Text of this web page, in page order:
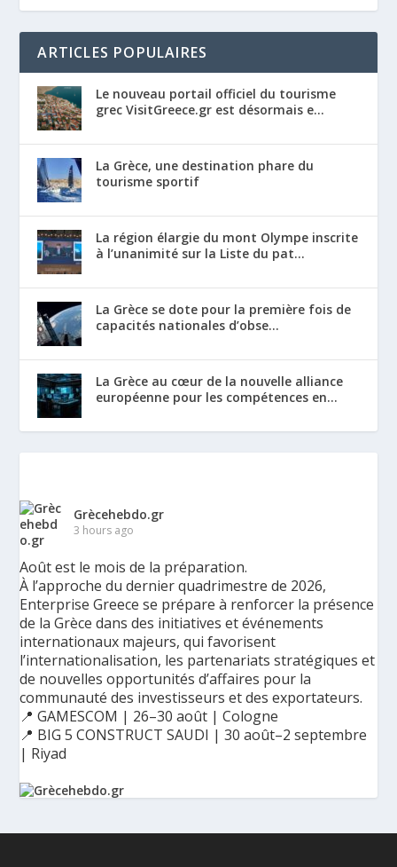
ARTICLES POPULAIRES
Le nouveau portail officiel du tourisme
grec VisitGreece.gr est désormais e...
La Grèce, une destination phare du
tourisme sportif
La région élargie du mont Olympe inscrite
à l’unanimité sur la Liste du pat...
La Grèce se dote pour la première fois de
capacités nationales d’obse...
La Grèce au cœur de la nouvelle alliance
européenne pour les compétences en...
Grècehebdo.gr
3 hours ago
Août est le mois de la préparation.
À l’approche du dernier quadrimestre de 2026,
Enterprise Greece se prépare à renforcer la présence
de la Grèce dans des initiatives et événements
internationaux majeurs, qui favorisent
l’internationalisation, les partenariats stratégiques et
de nouvelles opportunités d’affaires pour la
communauté des investisseurs et des exportateurs.
📍 GAMESCOM | 26–30 août | Cologne
📍 BIG 5 CONSTRUCT SAUDI | 30 août–2 septembre
| Riyad